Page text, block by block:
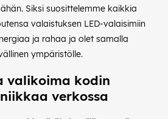
Siksi suosittelemme kaikkia
valaistuksen LED-valaisimiin
ja rahaa ja olet samalla
ympäristölle.
valikoima kodin
verkossa